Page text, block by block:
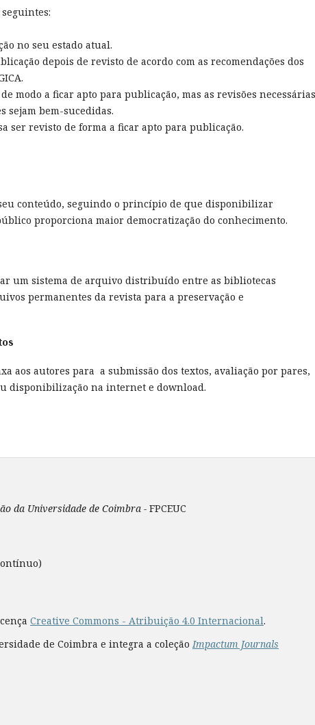
no seu estado atual.
depois de revisto de acordo com as recomendações dos
modo a ficar apto para publicação, mas as revisões necessárias
sejam bem-sucedidas.
ser revisto de forma a ficar apto para publicação.
conteúdo, seguindo o princípio de que disponibilizar
proporciona maior democratização do conhecimento.
um sistema de arquivo distribuído entre as bibliotecas
permanentes da revista para a preservação e
aos autores para a submissão dos textos, avaliação por pares,
disponibilização na internet e download.
da Universidade de Coimbra - FPCEUC
Creative Commons - Atribuição 4.0 Internacional.
de Coimbra e integra a coleçãoImpactum Journals